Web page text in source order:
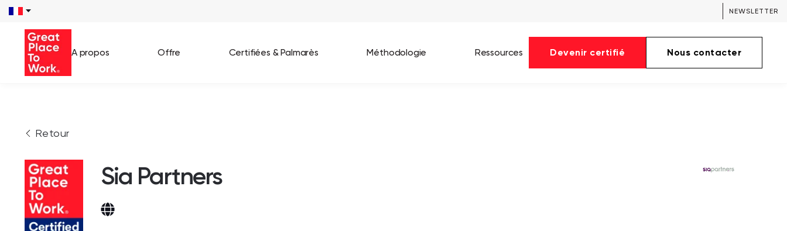
NEWSLETTER
A propos Offre Certifiées & Palmarès Méthodologie Ressources Devenir certifié Nous contacter
Retour
Sia Partners